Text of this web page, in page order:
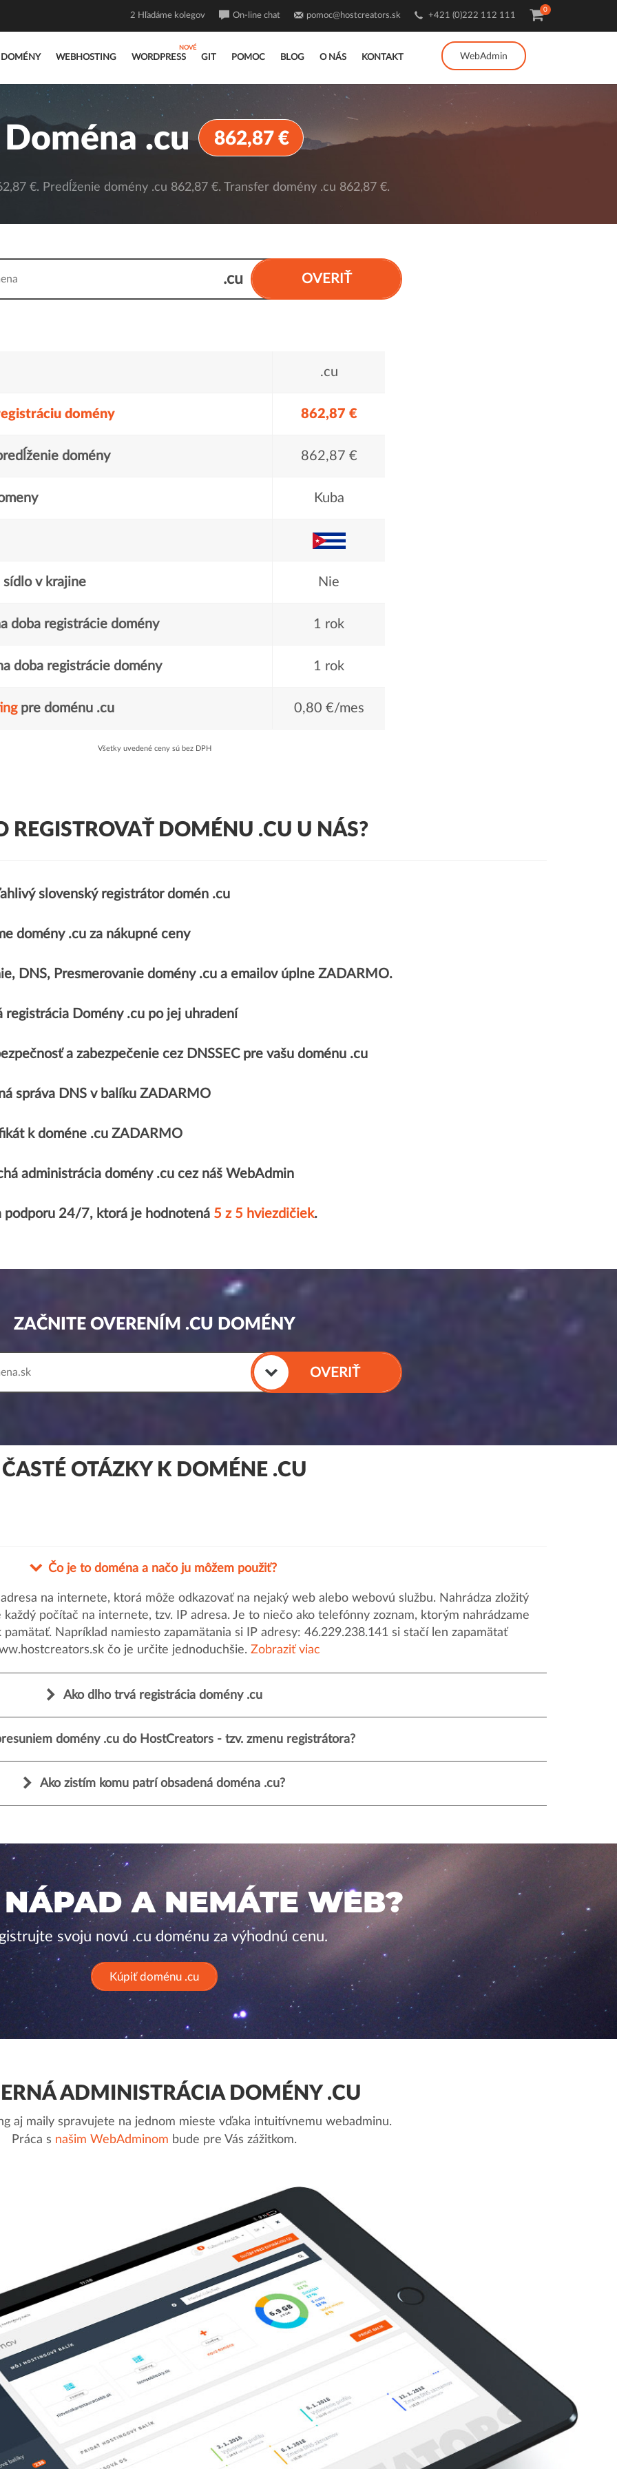
DOMÉNY WEBHOSTING WORDPRESS GIT POMOC BLOG O NÁS KONTAKT WebAdmin
2 Hľadáme kolegov On-line chat pomoc@hostcreators.sk +421 (0)222 112 111
0
Doména .cu 862,87 €
€. Predĺženie domény .cu 862,87 €. Transfer domény .cu 862,87 €.
OVERIŤ
.cu
.cu
domény 862,87 €
domény 862,87 €
Kuba
sídlo v krajine Nie
doba registrácie domény 1 rok
doba registrácie domény 1 rok
pre doménu .cu 0,80 €/mes
Všetky uvedené ceny sú bez DPH
REGISTROVAŤ DOMÉNU .CU U NÁS?
slovenský registrátor domén .cu
domény .cu za nákupné ceny
DNS, Presmerovanie domény .cu a emailov úplne ZADARMO.
registrácia Domény .cu po jej uhradení
a zabezpečenie cez DNSSEC pre vašu doménu .cu
správa DNS v balíku ZADARMO
k doméne .cu ZADARMO
administrácia domény .cu cez náš WebAdmin
podporu 24/7, ktorá je hodnotená 5 z 5 hviezdičiek.
ZAČNITE OVERENÍM .CU DOMÉNY
OVERIŤ
ČASTÉ OTÁZKY K DOMÉNE .CU
Čo je to doména a načo ju môžem použiť?
na internete, ktorá môže odkazovať na nejaký web alebo webovú službu. Nahrádza zložitý
počítač na internete, tzv. IP adresa. Je to niečo ako telefónny zoznam, ktorým nahrádzame
Napríklad namiesto zapamätania si IP adresy: 46.229.238.141 si stačí len zapamätať
čo je určite jednoduchšie. Zobraziť viac
Ako dlho trvá registrácia domény .cu
domény .cu do HostCreators - tzv. zmenu registrátora?
Ako zistím komu patrí obsadená doména .cu?
A NEMÁTE WEB?
svoju novú .cu doménu za výhodnú cenu.
Kúpiť doménu .cu
ADMINISTRÁCIA DOMÉNY .CU
aj maily spravujete na jednom mieste vďaka intuitívnemu webadminu.
Práca s našim WebAdminom bude pre Vás zážitkom.